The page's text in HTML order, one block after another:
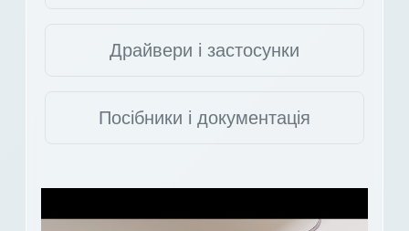
Драйвери і застосунки
Посібники і документація